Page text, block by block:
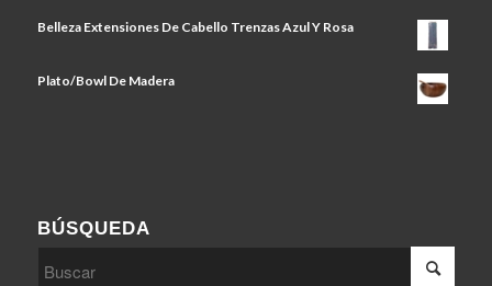
Belleza Extensiones De Cabello Trenzas Azul Y Rosa
Plato/Bowl De Madera
BÚSQUEDA